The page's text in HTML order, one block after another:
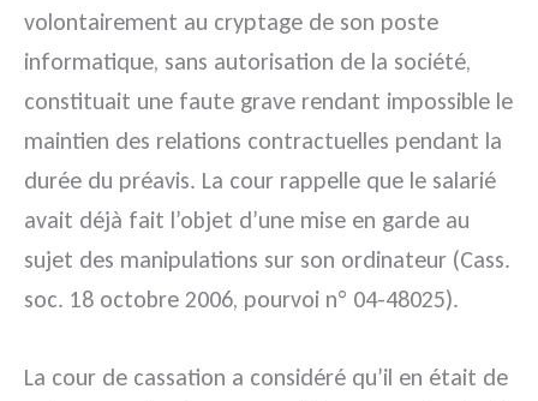
volontairement au cryptage de son poste
informatique, sans autorisation de la société,
constituait une faute grave rendant impossible le
maintien des relations contractuelles pendant la
durée du préavis. La cour rappelle que le salarié
avait déjà fait l’objet d’une mise en garde au
sujet des manipulations sur son ordinateur (Cass.
soc. 18 octobre 2006, pourvoi n° 04-48025).
La cour de cassation a considéré qu’il en était de